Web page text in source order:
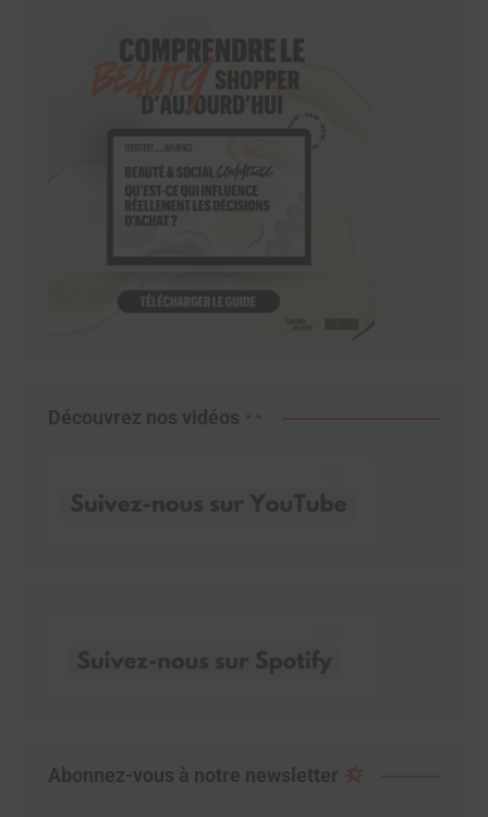
Découvrez nos vidéos
Abonnez-vous à notre newsletter